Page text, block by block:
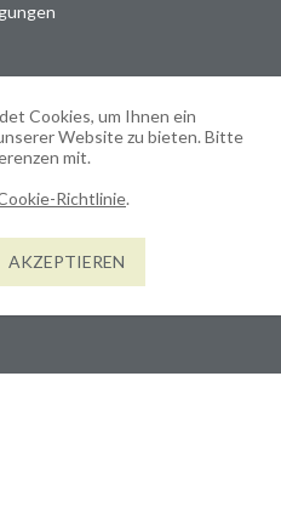
NEWSLETTER
Datenschutzerklärung
Website ist durch
die
Cookies, um Ihnen ein
Website zu bieten. Bitte
mit.
Richtlinie.
AKZEPTIEREN